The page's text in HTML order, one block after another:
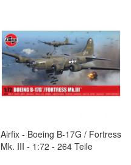
Airfix - Boeing B-17G / Fortress
Mk. III - 1:72 - 264 Teile